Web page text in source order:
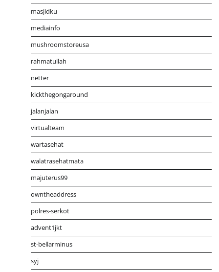
masjidku
mediainfo
mushroomstoreusa
rahmatullah
netter
kickthegongaround
jalanjalan
virtualteam
wartasehat
walatrasehatmata
majuterus99
owntheaddress
polres-serkot
advent1jkt
st-bellarminus
syj